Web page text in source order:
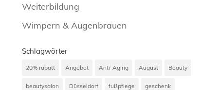
Weiterbildung
Wimpern & Augenbrauen
Schlagwörter
20% rabatt Angebot Anti-Aging August Beauty
beautysalon Düsseldorf fußpflege geschenk